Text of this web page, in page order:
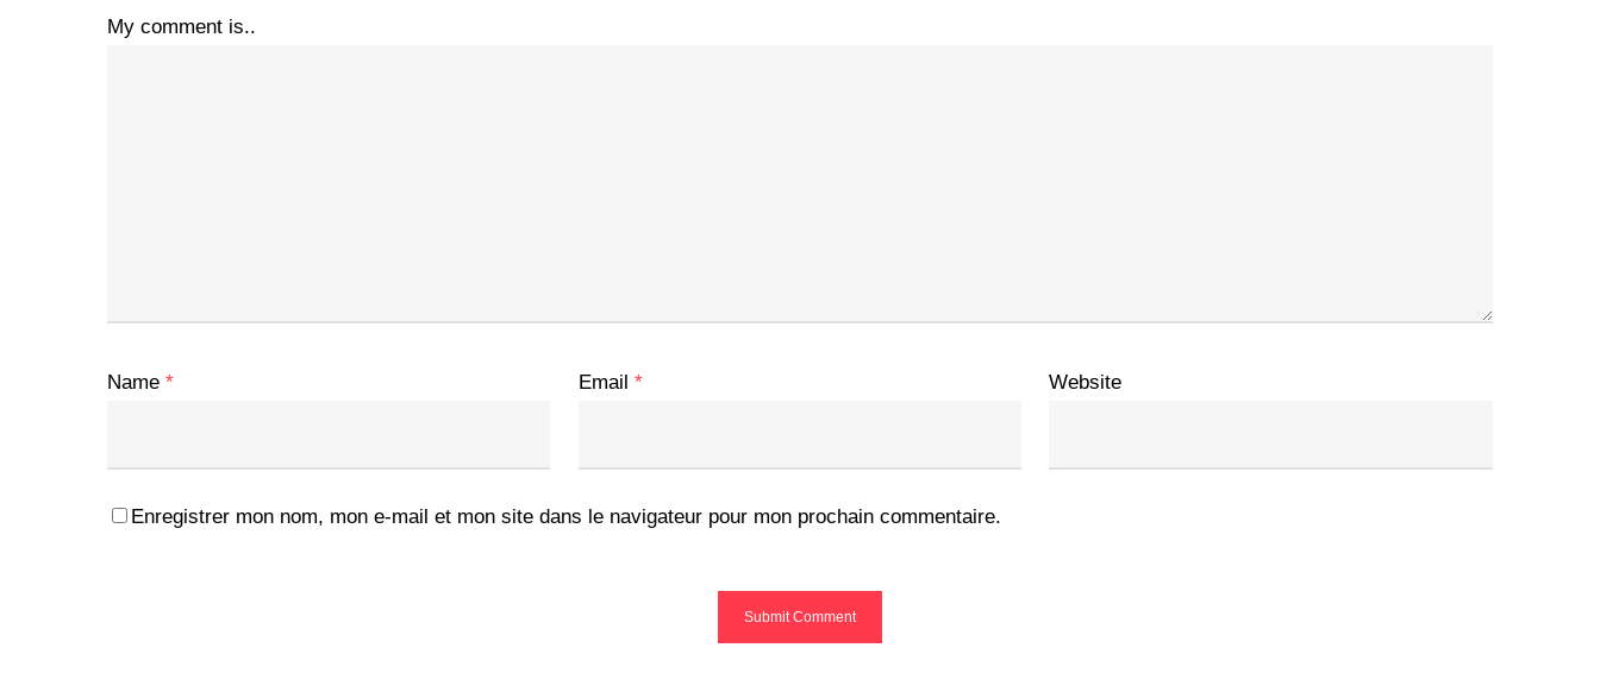
My comment is..
Name * Email * Website
Enregistrer mon nom, mon e-mail et mon site dans le navigateur pour mon prochain commentaire.